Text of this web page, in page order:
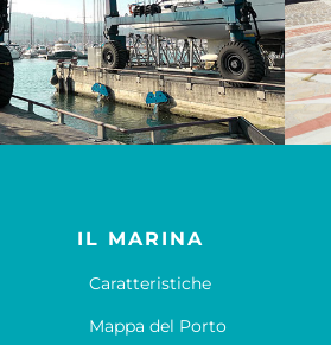
IL MARINA
Caratteristiche
Mappa del Porto